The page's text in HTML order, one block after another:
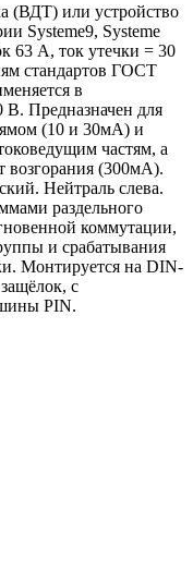
(ВДТ) или устройство
Systeme9, Systeme
63 А, ток утечки = 30
стандартов ГОСТ
в
В. Предназначен для
(10 и 30мА) и
частям, а
возгорания (300мА).
Нейтраль слева.
раздельного
коммутации,
и срабатывания
Монтируется на DIN-
с
PIN.